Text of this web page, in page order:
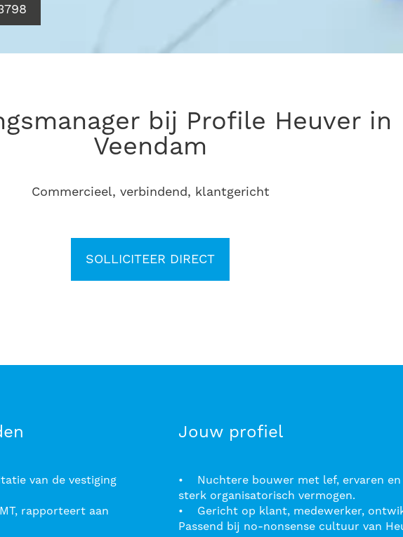
Veendam
Commercieel, verbindend, klantgericht
SOLLICITEER DIRECT
van de vestiging
rapporteert aan
Jouw profiel
• Nuchtere bouwer met lef, ervaren en
sterk organisatorisch vermogen.
• Gericht op klant, medewerker,
Passend bij no-nonsense cultuur van